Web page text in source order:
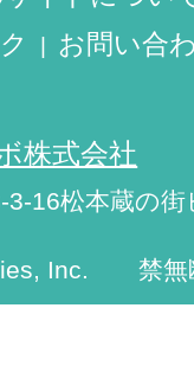
お問い合
株式会社
16松本蔵の街
Inc. 禁無